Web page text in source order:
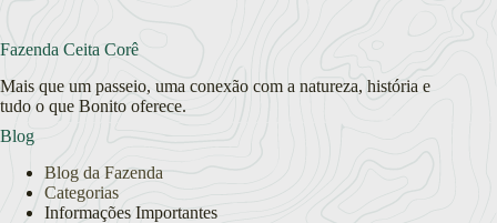
Fazenda Ceita Corê
Mais que um passeio, uma conexão com a natureza, história e
tudo o que Bonito oferece.
Blog
Blog da Fazenda
Categorias
Informações Importantes